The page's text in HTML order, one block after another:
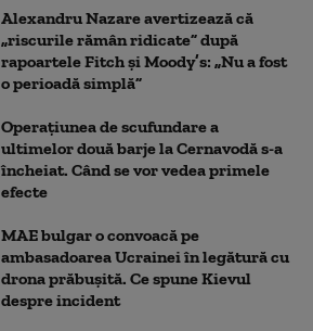
Alexandru Nazare avertizează că
„riscurile rămân ridicate” după
rapoartele Fitch și Moody’s: „Nu a fost
o perioadă simplă”
Operațiunea de scufundare a
ultimelor două barje la Cernavodă s-a
încheiat. Când se vor vedea primele
efecte
MAE bulgar o convoacă pe
ambasadoarea Ucrainei în legătură cu
drona prăbuşită. Ce spune Kievul
despre incident